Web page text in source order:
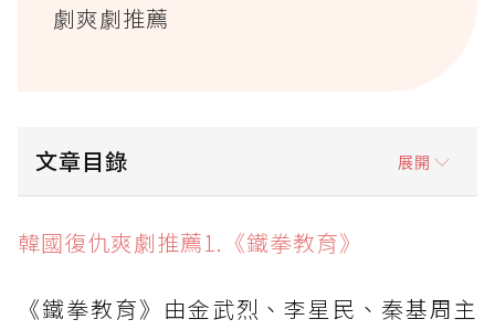
劇爽劇推薦
文章目錄 展開
韓國復仇爽劇推薦1.《鐵拳教育》
韓國復仇爽劇推薦3.《黑暗榮耀》
韓國復仇爽劇推薦1.《鐵拳教育》
《鐵拳教育》由金武烈、李星民、秦基周主